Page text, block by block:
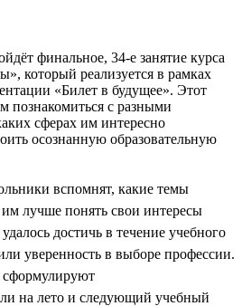
финальное, 34-е занятие курса
который реализуется в рамках
«Билет в будущее». Этот
познакомиться с разными
сферах им интересно
осознанную образовательную
вспомнят, какие темы
лучше понять свои интересы
достичь в течение учебного
уверенность в выборе профессии.
сформулируют
на лето и следующий учебный